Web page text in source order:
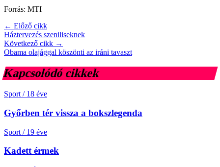
Forrás: MTI
← Előző cikk
Háztervezés szeniliseknek
Következő cikk →
Obama olajággal köszönti az iráni tavaszt
Kapcsolódó cikkek
Sport / 18 éve
Győrben tér vissza a bokszlegenda
Sport / 19 éve
Kadett érmek